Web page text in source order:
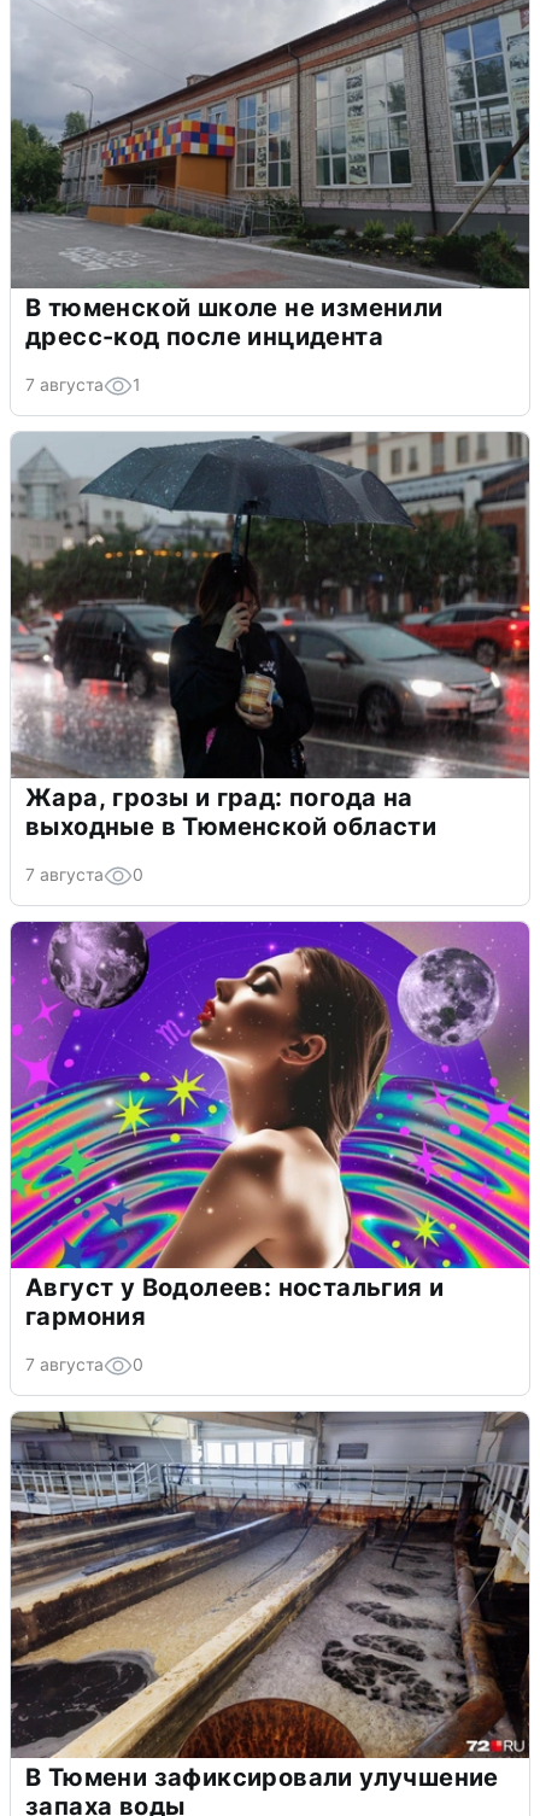
В тюменской школе не изменили
дресс-код после инцидента
7 августа 1
Жара, грозы и град: погода на
выходные в Тюменской области
7 августа 0
Август у Водолеев: ностальгия и
гармония
7 августа 0
В Тюмени зафиксировали улучшение
запаха воды